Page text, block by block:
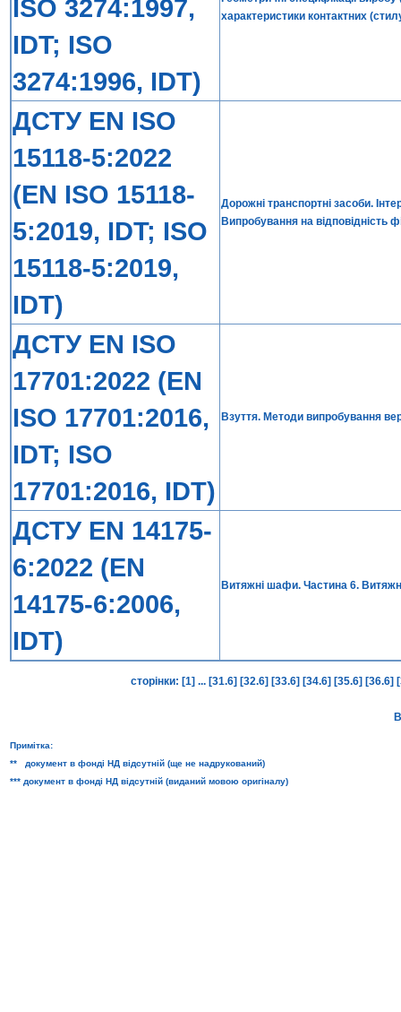
ISO 3274:1997,
IDT; ISO
3274:1996, IDT)
характеристики контактних
ДСТУ EN ISO
15118-5:2022
(EN ISO 15118-
5:2019, IDT; ISO
15118-5:2019,
IDT)
Дорожні транспортні засоби.
Випробування на відповідність
ДСТУ EN ISO
17701:2022 (EN
ISO 17701:2016,
IDT; ISO
17701:2016, IDT)
Взуття. Методи випробування
ДСТУ EN 14175-
6:2022 (EN
14175-6:2006,
IDT)
Витяжні шафи. Частина 6.
сторінки: [1] ... [31.6] [32.6] [33.6] [34.6] [35.6] [36.6]
Примітка:
** документ в фонді НД відсутній (ще не надрукований)
*** документ в фонді НД відсутній (виданий мовою оригіналу)